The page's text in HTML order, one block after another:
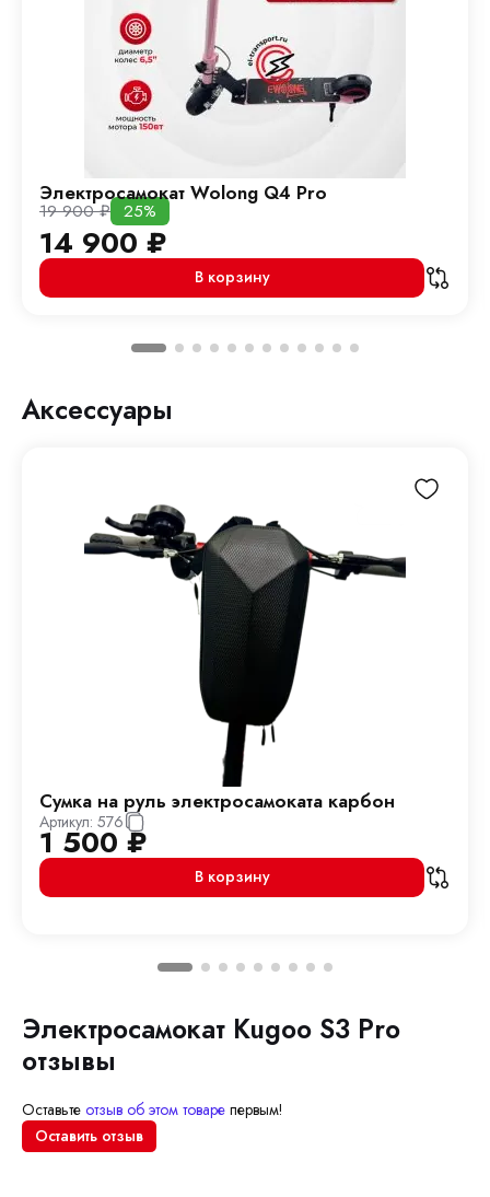
Электросамокат Wolong Q4 Pro
19 900₽ 25%
14 900 ₽
В корзину
Аксессуары
Сумка на руль электросамоката карбон
Артикул: 576
1 500₽
В корзину
Электросамокат Kugoo S3 Pro
отзывы
Оставьте отзыв об этом товаре первым!
Оставить отзыв